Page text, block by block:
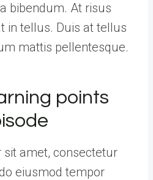
bibendum. At risus
in tellus. Duis at tellus
mattis pellentesque.
points
amet, consectetur
eiusmod tempor